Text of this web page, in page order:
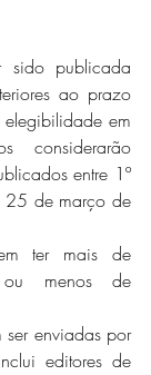
sido publicada
ao prazo
em
considerarão
entre 1º
de março de
ter mais de
menos de
ser enviadas por
editores de